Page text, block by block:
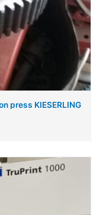
press KIESERLING